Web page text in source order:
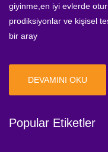
giyinme,en iyi evlerde
prodiksiyonlar ve kişisel
bir aray
DEVAMINI OKU
Popular Etiketler